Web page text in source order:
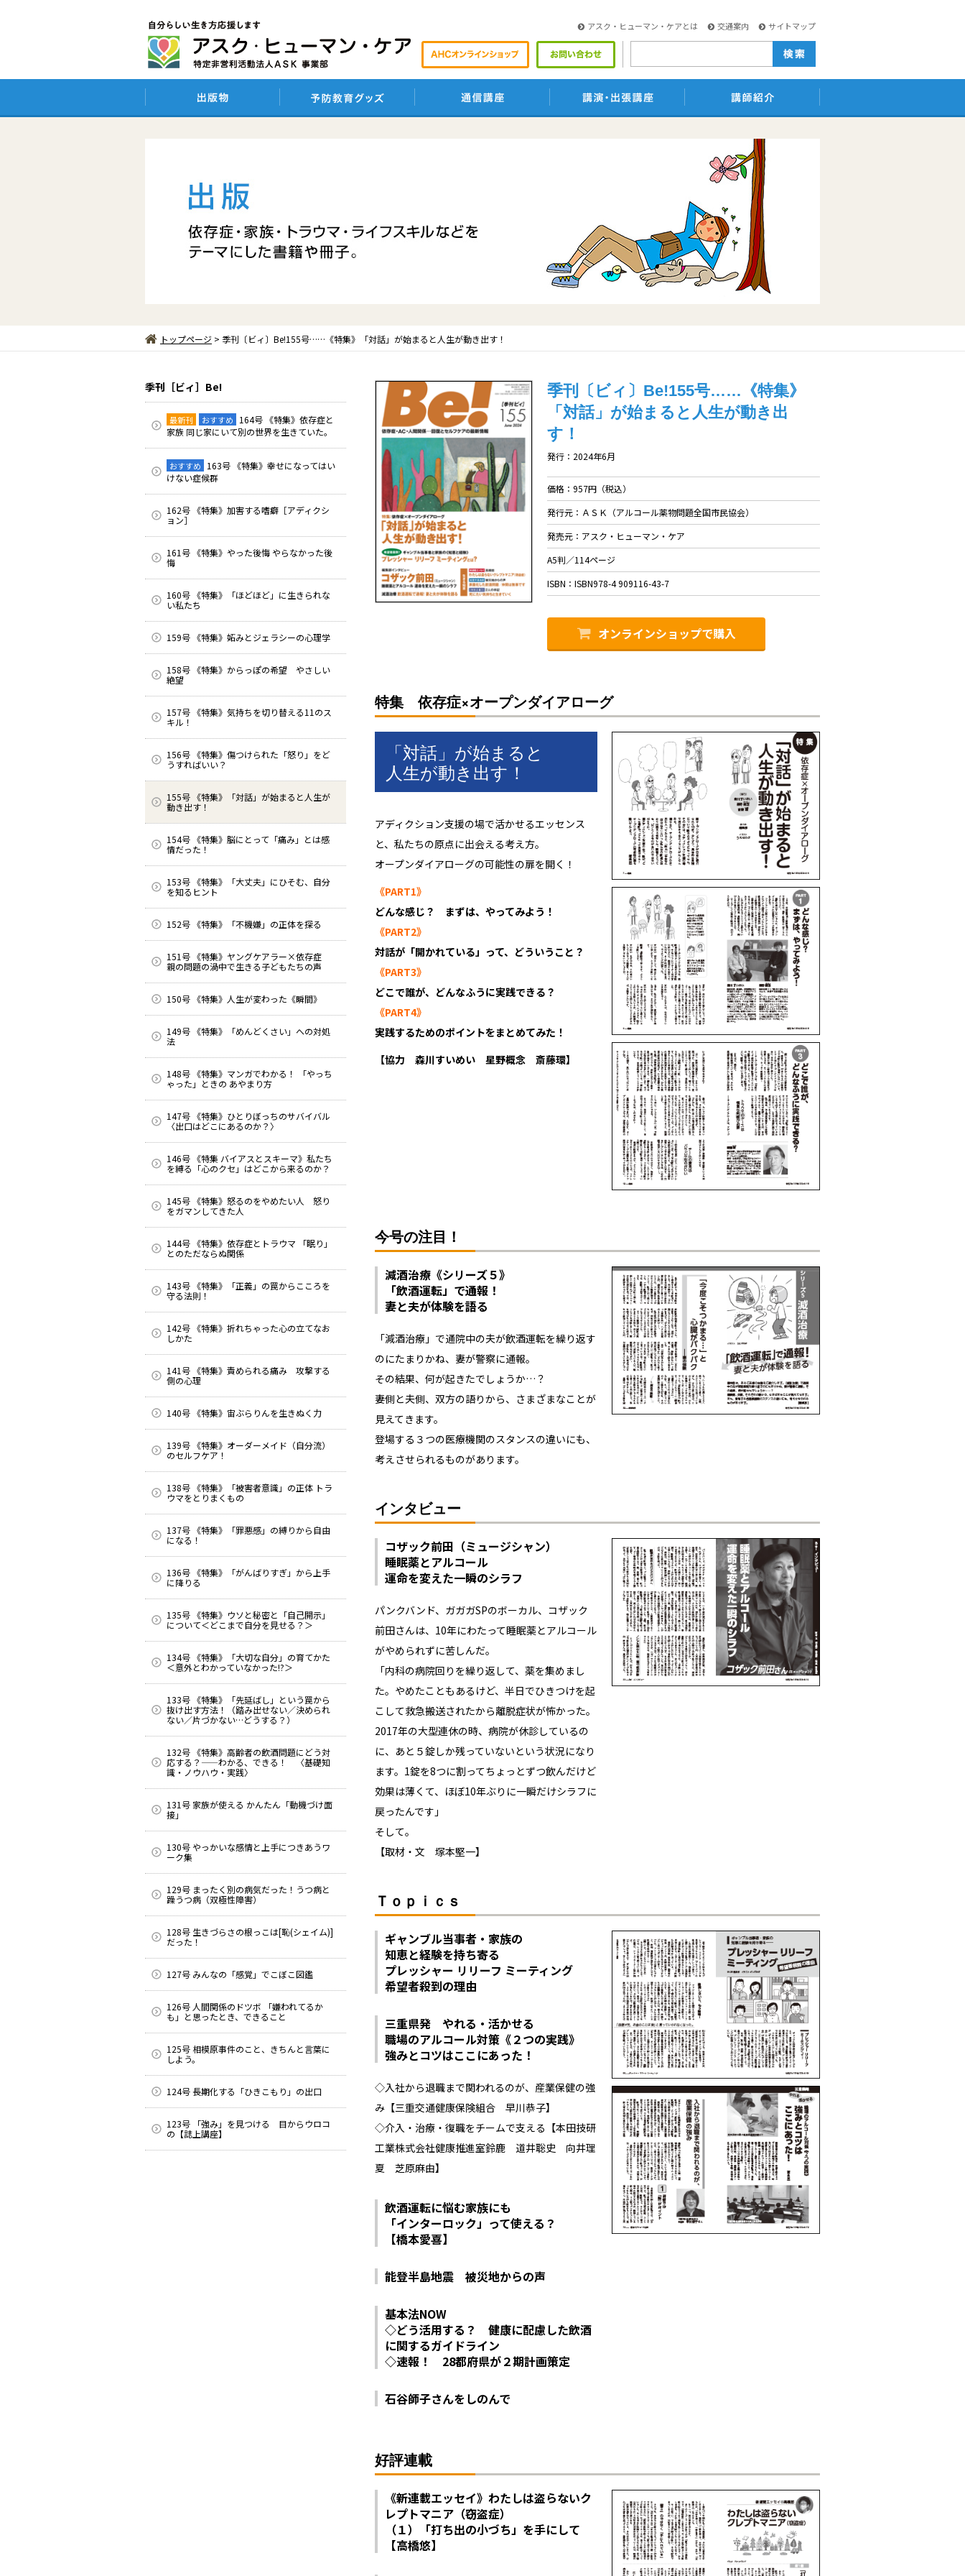
アスク・ヒューマン・ケアとは 交通案内 サイトマップ
トップページ > 季刊〔ビィ〕Be!155号……《特集》「対話」が始まると人生が動き出す！
季刊［ビィ］Be!
最新刊 おすすめ
164号 《特集》依存症と
家族 同じ家にいて別の世界を生きていた。
おすすめ
163号 《特集》幸せになってはい
けない症候群
162号 《特集》加害する嗜癖［アディクシ
ョン］
161号 《特集》やった後悔 やらなかった後
悔
160号 《特集》「ほどほど」に生きられな
い私たち
159号 《特集》妬みとジェラシーの心理学
158号 《特集》からっぽの希望 やさしい
絶望
157号 《特集》気持ちを切り替える11のス
キル！
156号 《特集》傷つけられた「怒り」をど
うすればいい？
155号 《特集》「対話」が始まると人生が
動き出す！
154号 《特集》脳にとって「痛み」とは感
情だった！
153号 《特集》「大丈夫」にひそむ、自分
を知るヒント
152号 《特集》「不機嫌」の正体を探る
151号 《特集》ヤングケアラー×依存症
親の問題の渦中で生きる子どもたちの声
150号 《特集》人生が変わった《瞬間》
149号 《特集》「めんどくさい」への対処
法
148号 《特集》マンガでわかる！ 「やっち
ゃった」ときの あやまり方
147号 《特集》ひとりぼっちのサバイバル
〈出口はどこにあるのか？〉
146号 《特集 バイアスとスキーマ》私たち
を縛る「心のクセ」はどこから来るのか？
145号 《特集》怒るのをやめたい人 怒り
をガマンしてきた人
144号 《特集》依存症とトラウマ 「眠り」
とのただならぬ関係
143号 《特集》「正義」の罠からこころを
守る法則！
142号 《特集》折れちゃった心の立てなお
しかた
141号 《特集》責められる痛み 攻撃する
側の心理
140号 《特集》宙ぶらりんを生きぬく力
139号 《特集》オーダーメイド（自分流）
のセルフケア！
138号 《特集》「被害者意識」の正体 トラ
ウマをとりまくもの
137号 《特集》「罪悪感」の縛りから自由
になる！
136号 《特集》「がんばりすぎ」から上手
に降りる
135号 《特集》ウソと秘密と「自己開示」
について＜どこまで自分を見せる？＞
134号 《特集》「大切な自分」の育てかた
＜意外とわかっていなかった!?＞
133号 《特集》「先延ばし」という罠から
抜け出す方法！（踏み出せない／決められ
ない／片づかない…どうする？）
132号 《特集》高齢者の飲酒問題にどう対
応する？——わかる、できる！ 〈基礎知
識・ノウハウ・実践〉
131号 家族が使える かんたん「動機づけ面
接」
130号 やっかいな感情と上手につきあうワ
ーク集
129号 まったく別の病気だった！うつ病と
躁うつ病（双極性障害）
128号 生きづらさの根っこは[恥(シェイム)]
だった！
127号 みんなの「感覚」でこぼこ図鑑
126号 人間関係のドツボ 「嫌われてるか
も」と思ったとき、できること
125号 相模原事件のこと、きちんと言葉に
しよう。
124号 長期化する「ひきこもり」の出口
123号 「強み」を見つける 目からウロコ
の【誌上講座】
季刊〔ビィ〕Be!155号……《特集》
「対話」が始まると人生が動き出
す！
発行：2024年6月
価格：957円（税込）
発行元：ＡＳＫ（アルコール薬物問題全国市民協会）
発売元：アスク・ヒューマン・ケア
A5判／114ページ
ISBN：ISBN978-4 909116-43-7
オンラインショップで購入
特集 依存症×オープンダイアローグ
「対話」が始まると
人生が動き出す！
アディクション支援の場で活かせるエッセンス
と、私たちの原点に出会える考え方。
オープンダイアローグの可能性の扉を開く！
《PART1》
どんな感じ？ まずは、やってみよう！
《PART2》
対話が「開かれている」って、どういうこと？
《PART3》
どこで誰が、どんなふうに実践できる？
《PART4》
実践するためのポイントをまとめてみた！
【協力 森川すいめい 星野概念 斎藤環】
今号の注目！
減酒治療《シリーズ５》
「飲酒運転」で通報！
妻と夫が体験を語る
「減酒治療」で通院中の夫が飲酒運転を繰り返す
のにたまりかね、妻が警察に通報。
その結果、何が起きたでしょうか…？
妻側と夫側、双方の語りから、さまざまなことが
見えてきます。
登場する３つの医療機関のスタンスの違いにも、
考えさせられるものがあります。
インタビュー
コザック前田（ミュージシャン）
睡眠薬とアルコール
運命を変えた一瞬のシラフ
パンクバンド、ガガガSPのボーカル、コザック
前田さんは、10年にわたって睡眠薬とアルコール
がやめられずに苦しんだ。
「内科の病院回りを繰り返して、薬を集めまし
た。やめたこともあるけど、半日でひきつけを起
こして救急搬送されたから離脱症状が怖かった。
2017年の大型連休の時、病院が休診しているの
に、あと５錠しか残っていないという状況になり
ます。1錠を8つに割ってちょっとずつ飲んだけど
効果は薄くて、ほぼ10年ぶりに一瞬だけシラフに
戻ったんです」
そして――。
【取材・文 塚本堅一】
Ｔｏｐｉｃｓ
ギャンブル当事者・家族の
知恵と経験を持ち寄る――
プレッシャー リリーフ ミーティング
希望者殺到の理由
三重県発 やれる・活かせる
職場のアルコール対策《２つの実践》
強みとコツはここにあった！
◇入社から退職まで関われるのが、産業保健の強
み【三重交通健康保険組合 早川恭子】
◇介入・治療・復職をチームで支える【本田技研
工業株式会社健康推進室鈴鹿 道井聡史 向井理
夏 芝原麻由】
飲酒運転に悩む家族にも
「インターロック」って使える？
【橋本愛喜】
能登半島地震 被災地からの声
基本法NOW
◇どう活用する？ 健康に配慮した飲酒
に関するガイドライン
◇速報！ 28都府県が２期計画策定
石谷師子さんをしのんで
好評連載
《新連載エッセイ》わたしは盗らないク
レプトマニア（窃盗症）
（１）「打ち出の小づち」を手にして
【高橋悠】